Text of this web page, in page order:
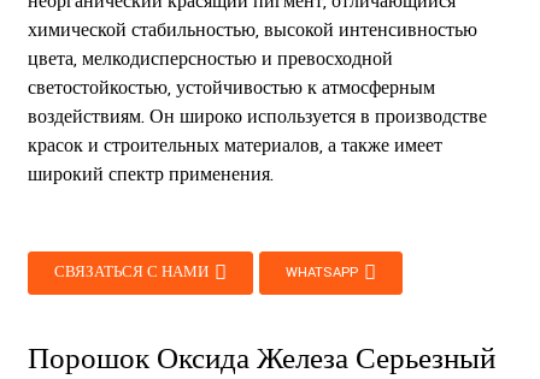
химической стабильностью, высокой интенсивностью
цвета, мелкодисперсностью и превосходной
светостойкостью, устойчивостью к атмосферным
воздействиям. Он широко используется в производстве
красок и строительных материалов, а также имеет
широкий спектр применения.
СВЯЗАТЬСЯ С НАМИ WHATSAPP
Порошок Оксида Железа Серьезный